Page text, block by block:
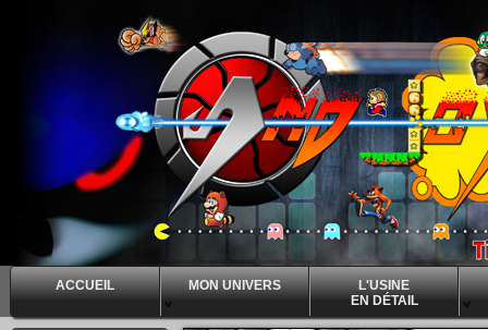
ACCUEIL
MON UNIVERS
^
L'USINE
EN DÉTAIL
^
^